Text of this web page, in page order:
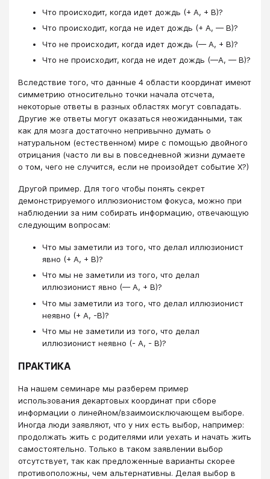
Что происходит, когда идет дождь (+ А, + В)?
Что происходит, когда не идет дождь (+ А, — В)?
Что не происходит, когда идет дождь (— А, + В)?
Что не происходит, когда не идет дождь (—А, — В)?
Вследствие того, что данные 4 области координат имеют
симметрию относительно точки начала отсчета,
некоторые ответы в разных областях могут совпадать.
Другие же ответы могут оказаться неожиданными, так
как для мозга достаточно непривычно думать о
натуральном (естественном) мире с помощью двойного
отрицания (часто ли вы в повседневной жизни думаете
о том, чего не случится, если не произойдет событие Х?)
Другой пример. Для того чтобы понять секрет
демонстрируемого иллюзионистом фокуса, можно при
наблюдении за ним собирать информацию, отвечающую
следующим вопросам:
Что мы заметили из того, что делал иллюзионист
явно (+ А, + В)?
Что мы не заметили из того, что делал
иллюзионист явно (— А, + В)?
Что мы заметили из того, что делал иллюзионист
неявно (+ А, -В)?
Что мы не заметили из того, что делал
иллюзионист неявно (- А, - В)?
ПРАКТИКА
На нашем семинаре мы разберем пример
использования декартовых координат при сборе
информации о линейном/взаимоисключающем выборе.
Иногда люди заявляют, что у них есть выбор, например:
продолжать жить с родителями или уехать и начать жить
самостоятельно. Только в таком заявлении выбор
отсутствует, так как предложенные варианты скорее
противоположны, чем альтернативны. Делая выбор в